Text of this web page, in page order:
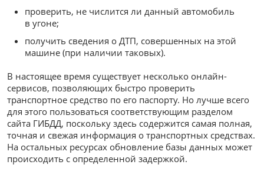
проверить, не числится ли данный автомобиль
в угоне;
получить сведения о ДТП, совершенных на этой
машине (при наличии таковых).
В настоящее время существует несколько онлайн-
сервисов, позволяющих быстро проверить
транспортное средство по его паспорту. Но лучше всего
для этого пользоваться соответствующим разделом
сайта ГИБДД, поскольку здесь содержится самая полная,
точная и свежая информация о транспортных средствах.
На остальных ресурсах обновление базы данных может
происходить с определенной задержкой.